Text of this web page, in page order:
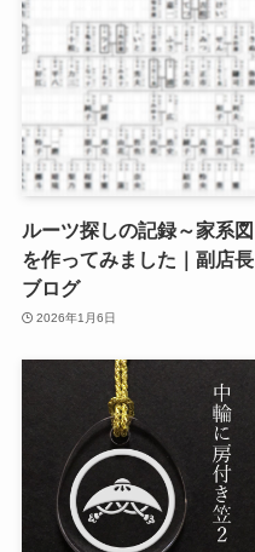
ルーツ探しの記録～家系図
を作ってみました｜副店長
ブログ
2026年1月6日